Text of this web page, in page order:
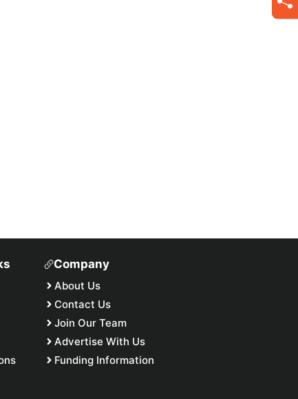
Company
About Us
Contact Us
Join Our Team
Advertise With Us
Funding Information